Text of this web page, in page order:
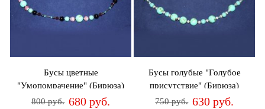
Бусы цветные
"Умопомрачение" (Бирюза)
800 руб. 680 руб.
Бусы голубые "Голубое
присутствие" (Бирюза)
750 руб. 630 руб.